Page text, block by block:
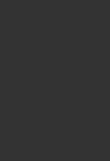
klinikai
gyógyító orvost
László
a
könyvet mind